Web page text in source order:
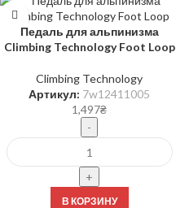
Педаль для альпинизма
Climbing Technology Foot Loop
Climbing Technology
Артикул: 7w12411005
1,497₴
В КОРЗИНУ